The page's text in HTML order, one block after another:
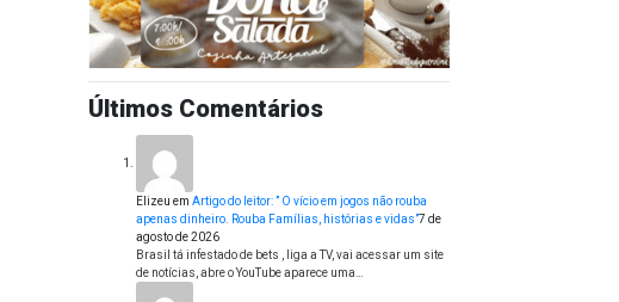
Últimos Comentários
Elizeu em Artigo do leitor: ” O vício em jogos não rouba
apenas dinheiro. Rouba Famílias, histórias e vidas”7 de
agosto de 2026
Brasil tá infestado de bets , liga a TV, vai acessar um site
de notícias, abre o YouTube aparece uma…